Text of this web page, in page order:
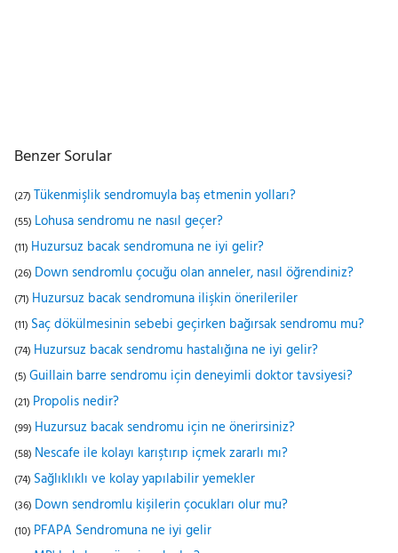
Benzer Sorular
(27) Tükenmişlik sendromuyla baş etmenin yolları?
(55) Lohusa sendromu ne nasıl geçer?
(11) Huzursuz bacak sendromuna ne iyi gelir?
(26) Down sendromlu çocuğu olan anneler, nasıl öğrendiniz?
(71) Huzursuz bacak sendromuna ilişkin önerileriler
(11) Saç dökülmesinin sebebi geçirken bağırsak sendromu mu?
(74) Huzursuz bacak sendromu hastalığına ne iyi gelir?
(5) Guillain barre sendromu için deneyimli doktor tavsiyesi?
(21) Propolis nedir?
(99) Huzursuz bacak sendromu için ne önerirsiniz?
(58) Nescafe ile kolayı karıştırıp içmek zararlı mı?
(74) Sağlıklıklı ve kolay yapılabilir yemekler
(36) Down sendromlu kişilerin çocukları olur mu?
(10) PFAPA Sendromuna ne iyi gelir